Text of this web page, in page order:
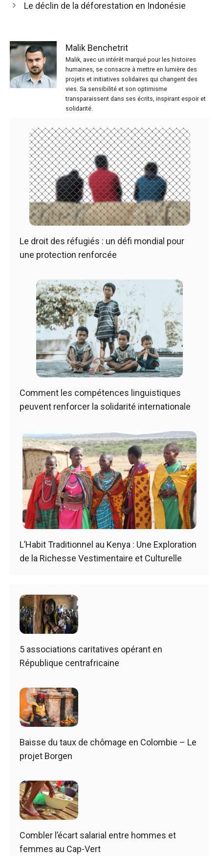
Le déclin de la déforestation en Indonésie
Malik Benchetrit
Malik, avec un intérêt marqué pour les histoires
humaines, se consacre à mettre en lumière des
projets et initiatives solidaires qui changent des
vies. Sa sensibilité et son optimisme
transparaissent dans ses écrits, inspirant espoir et
solidarité.
Le droit des réfugiés : un défi mondial pour
une protection renforcée
Comment les compétences linguistiques
peuvent renforcer la solidarité internationale
L’Habit Traditionnel au Kenya : Une Exploration
de la Richesse Vestimentaire et Culturelle
5 associations caritatives opérant en
République centrafricaine
Baisse du taux de chômage en Colombie – Le
projet Borgen
Combler l’écart salarial entre hommes et
femmes au Cap-Vert